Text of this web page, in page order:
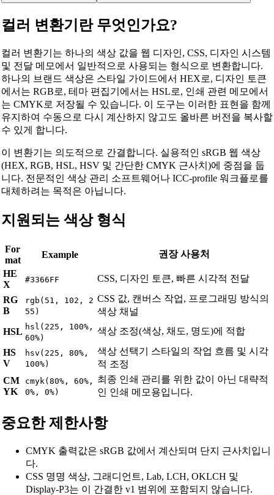
컬러 변환기란 무엇인가요?
컬러 변환기는 하나의 색상 값을 웹 디자인, CSS, 디자인 시스템
및 전달 메모에서 일반적으로 사용되는 형식으로 변환합니다.
하나의 브랜드 색상은 스타일 가이드에서 HEX로, 디자인 토큰
에서는 RGB로, 테마 편집기에서는 HSL로, 인쇄 관련 메모에서
는 CMYK로 저장될 수 있습니다. 이 도구는 이러한 표현을 함께
유지하여 수동으로 다시 계산하지 않고도 올바른 버전을 복사할
수 있게 합니다.
이 변환기는 의도적으로 간결합니다. 실용적인 sRGB 웹 색상
(HEX, RGB, HSL, HSV 및 간단한 CMYK 근사치)에 중점을 둡
니다. 전문적인 색상 관리 소프트웨어나 ICC-profile 워크플로를
대체하려는 목적은 아닙니다.
지원되는 색상 형식
For
mat
Example
권장 사용처
HE
X
#3366FF CSS, 디자인 토큰, 빠른 시각적 전달
RG
B
rgb(51, 102, 2
55)
CSS 값, 캔버스 작업, 프로그래밍 방식의
색상 채널
HSL hsl(225, 100%,
60%)
색상 조정(색상, 채도, 명도)에 적합
HS
V
hsv(225, 80%,
100%)
색상 선택기 스타일의 작업 흐름 및 시각
적 조정
CM
YK
cmyk(80%, 60%,
0%, 0%)
최종 인쇄 관리를 위한 값이 아닌 대략적
인 인쇄 메모용입니다.
중요한 제한사항
CMYK 출력값은 sRGB 값에서 계산되며 단지 근사치입니
다.
CSS 명명 색상, 그래디언트, Lab, LCH, OKLCH 및
Display-P3는 이 간결한 v1 범위에 포함되지 않습니다.